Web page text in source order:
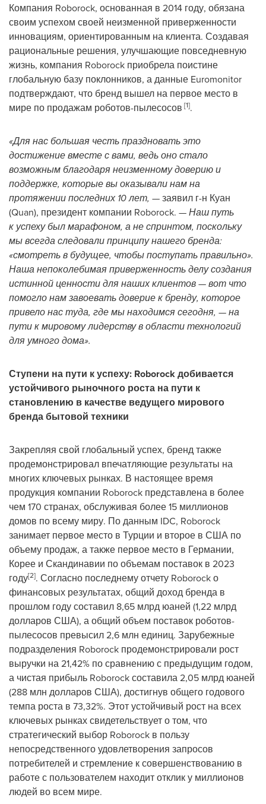
Компания Roborock, основанная в 2014 году, обязана
своим успехом своей неизменной приверженности
инновациям, ориентированным на клиента. Создавая
рациональные решения, улучшающие повседневную
жизнь, компания Roborock приобрела поистине
глобальную базу поклонников, а данные Euromonitor
подтверждают, что бренд вышел на первое место в
мире по продажам роботов-пылесосов [1].
«Для нас большая честь праздновать это
достижение вместе с вами, ведь оно стало
возможным благодаря неизменному доверию и
поддержке, которые вы оказывали нам на
протяжении последних 10 лет, —заявил г-н Куан
(Quan), президент компании Roborock. —Наш путь
к успеху был марафоном, а не спринтом, поскольку
мы всегда следовали принципу нашего бренда:
«смотреть в будущее, чтобы поступать правильно».
Наша непоколебимая приверженность делу создания
истинной ценности для наших клиентов — вот что
помогло нам завоевать доверие к бренду, которое
привело нас туда, где мы находимся сегодня, — на
пути к мировому лидерству в области технологий
для умного дома».
Ступени на пути к успеху: Roborock добивается
устойчивого рыночного роста на пути к
становлению в качестве ведущего мирового
бренда бытовой техники
Закрепляя свой глобальный успех, бренд также
продемонстрировал впечатляющие результаты на
многих ключевых рынках. В настоящее время
продукция компании Roborock представлена в более
чем 170 странах, обслуживая более 15 миллионов
домов по всему миру. По данным IDC, Roborock
занимает первое место в Турции и второе в США по
объему продаж, а также первое место в Германии,
Корее и Скандинавии по объемам поставок в 2023
году[2]. Согласно последнему отчету Roborock о
финансовых результатах, общий доход бренда в
прошлом году составил 8,65 млрд юаней (1,22 млрд
долларов США), а общий объем поставок роботов-
пылесосов превысил 2,6 млн единиц. Зарубежные
подразделения Roborock продемонстрировали рост
выручки на 21,42% по сравнению с предыдущим годом,
а чистая прибыль Roborock составила 2,05 млрд юаней
(288 млн долларов США), достигнув общего годового
темпа роста в 73,32%. Этот устойчивый рост на всех
ключевых рынках свидетельствует о том, что
стратегический выбор Roborock в пользу
непосредственного удовлетворения запросов
потребителей и стремление к совершенствованию в
работе с пользователем находит отклик у миллионов
людей во всем мире.